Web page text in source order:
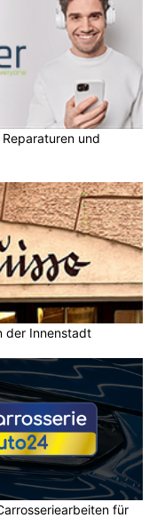
und
der Innenstadt
für